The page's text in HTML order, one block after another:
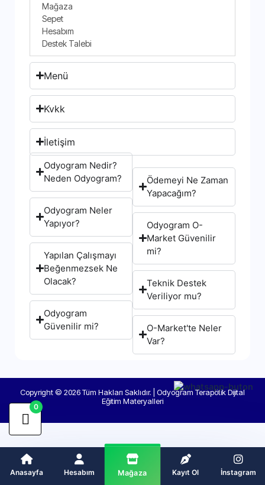
Anasayfa Hesabım Mağaza Kayıt Ol İnstagram
Mağaza
Sepet
Hesabım
Destek Talebi
Menü
Kvkk
İletişim
Odyogram Nedir?
Neden Odyogram?
Odyogram Neler
Yapıyor?
Yapılan Çalışmayı
Beğenmezsek Ne
Olacak?
Odyogram
Güvenilir mi?
Ödemeyi Ne Zaman
Yapacağım?
Odyogram O-
Market Güvenilir
mi?
Teknik Destek
Veriliyor mu?
O-Market'te Neler
Var?
Copyright © 2026 Tüm Hakları Saklıdır. | Odyogram Terapötik Dijital
Eğitim Materyalleri
0